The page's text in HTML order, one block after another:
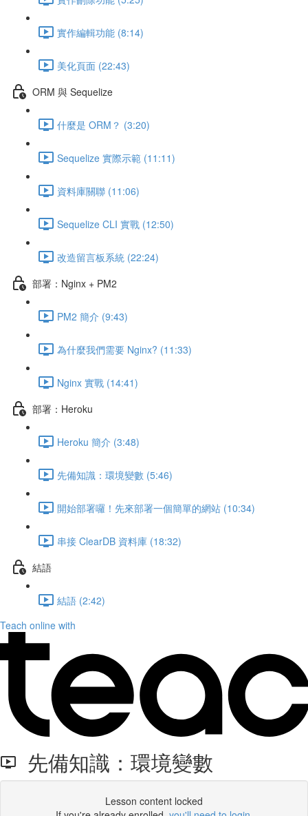
實作編輯功能 (8:14)
美化頁面 (22:43)
ORM 與 Sequelize
什麼是 ORM？ (3:20)
Sequelize 實際示範 (11:11)
資料庫關聯 (11:06)
Sequelize CLI 實戰 (12:50)
改造留言板系統 (22:24)
部署：Nginx + PM2
PM2 簡介 (9:43)
為什麼我們需要 Nginx? (11:33)
Nginx 實戰 (14:41)
部署：Heroku
Heroku 簡介 (3:48)
先備知識：環境變數 (5:46)
開始部署囉！先來部署一個簡單的網站 (10:34)
串接 ClearDB 資料庫 (18:32)
結語
結語 (2:42)
Teach online with
先備知識：環境變數
Lesson content locked